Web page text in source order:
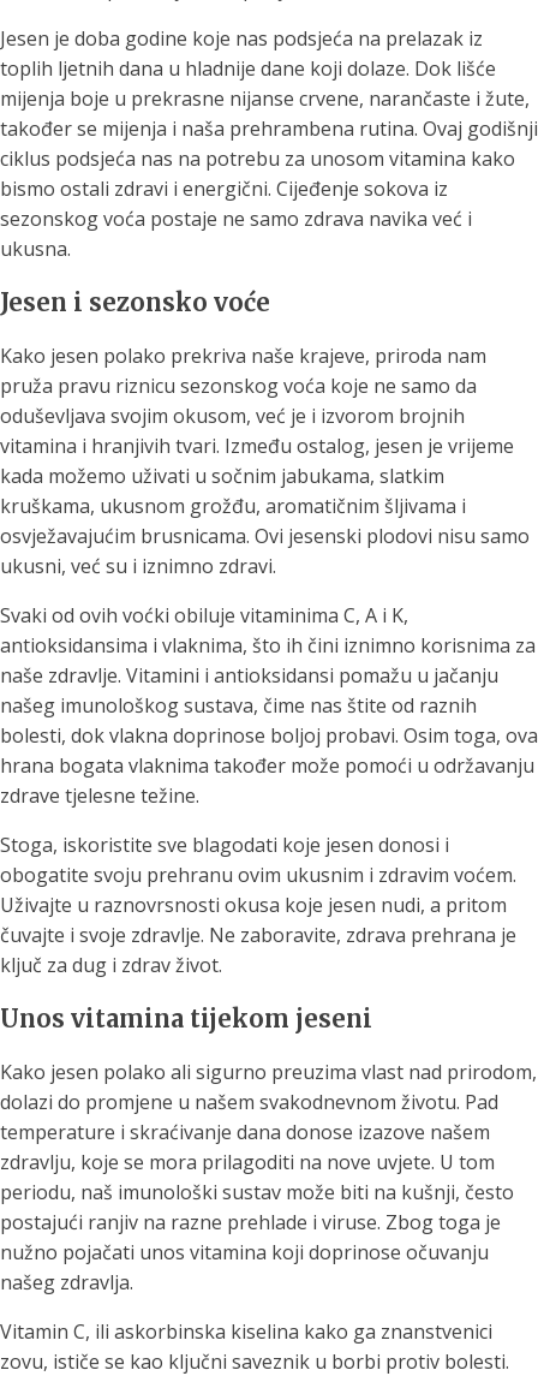
Jesen je doba godine koje nas podsjeća na prelazak iz
toplih ljetnih dana u hladnije dane koji dolaze. Dok lišće
mijenja boje u prekrasne nijanse crvene, narančaste i žute,
također se mijenja i naša prehrambena rutina. Ovaj godišnji
ciklus podsjeća nas na potrebu za unosom vitamina kako
bismo ostali zdravi i energični. Cijeđenje sokova iz
sezonskog voća postaje ne samo zdrava navika već i
ukusna.
Jesen i sezonsko voće
Kako jesen polako prekriva naše krajeve, priroda nam
pruža pravu riznicu sezonskog voća koje ne samo da
oduševljava svojim okusom, već je i izvorom brojnih
vitamina i hranjivih tvari. Između ostalog, jesen je vrijeme
kada možemo uživati u sočnim jabukama, slatkim
kruškama, ukusnom grožđu, aromatičnim šljivama i
osvježavajućim brusnicama. Ovi jesenski plodovi nisu samo
ukusni, već su i iznimno zdravi.
Svaki od ovih voćki obiluje vitaminima C, A i K,
antioksidansima i vlaknima, što ih čini iznimno korisnima za
naše zdravlje. Vitamini i antioksidansi pomažu u jačanju
našeg imunološkog sustava, čime nas štite od raznih
bolesti, dok vlakna doprinose boljoj probavi. Osim toga, ova
hrana bogata vlaknima također može pomoći u održavanju
zdrave tjelesne težine.
Stoga, iskoristite sve blagodati koje jesen donosi i
obogatite svoju prehranu ovim ukusnim i zdravim voćem.
Uživajte u raznovrsnosti okusa koje jesen nudi, a pritom
čuvajte i svoje zdravlje. Ne zaboravite, zdrava prehrana je
ključ za dug i zdrav život.
Unos vitamina tijekom jeseni
Kako jesen polako ali sigurno preuzima vlast nad prirodom,
dolazi do promjene u našem svakodnevnom životu. Pad
temperature i skraćivanje dana donose izazove našem
zdravlju, koje se mora prilagoditi na nove uvjete. U tom
periodu, naš imunološki sustav može biti na kušnji, često
postajući ranjiv na razne prehlade i viruse. Zbog toga je
nužno pojačati unos vitamina koji doprinose očuvanju
našeg zdravlja.
Vitamin C, ili askorbinska kiselina kako ga znanstvenici
zovu, ističe se kao ključni saveznik u borbi protiv bolesti.